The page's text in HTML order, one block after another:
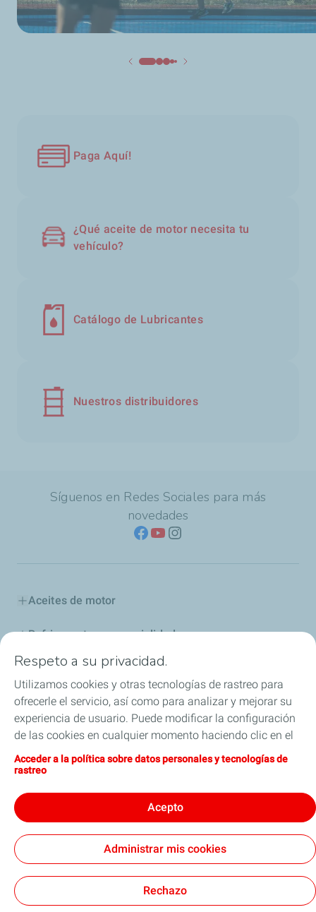
Paga Aquí!
¿Qué aceite de motor necesita tu
vehículo?
Catálogo de Lubricantes
Nuestros distribuidores
Síguenos en Redes Sociales para más
novedades
Aceites de motor
Refrigerantes y especialidades
Distribuidores
Sponsoring
Industria
Iron Dames y TotalEnergies, juntos en las 24 horas
Accesibilidad: Cumplimiento parcial
Respeto a su privacidad.
Utilizamos cookies y otras tecnologías de rastreo para
ofrecerle el servicio, así como para analizar y mejorar su
experiencia de usuario. Puede modificar la configuración
de las cookies en cualquier momento haciendo clic en el
botón «Gérer mes cookies» (Gestionar cookies). Al hacer
clic en el botón «J’accepte» (Aceptar), nos autoriza a
refuse» (Rechazar), depositaremos únicamente las
cookies técnicas estrictamente necesarias para el
correcto funcionamiento del sitio web. Si desea más
información, puede consultar la página relativa a la
Acceder a la política sobre datos personales y tecnologías de
rastreo
Acepto
Administrar mis cookies
Rechazo